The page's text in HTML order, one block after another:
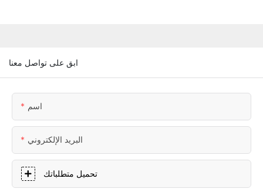
ابق على تواصل معنا
اسم
البريد الإلكتروني
تحميل متطلباتك